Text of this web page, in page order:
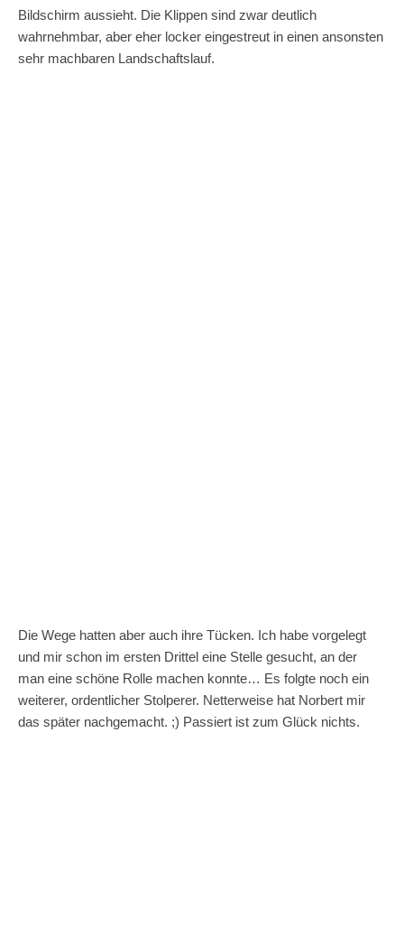
Bildschirm aussieht. Die Klippen sind zwar deutlich
wahrnehmbar, aber eher locker eingestreut in einen ansonsten
sehr machbaren Landschaftslauf.
Die Wege hatten aber auch ihre Tücken. Ich habe vorgelegt
und mir schon im ersten Drittel eine Stelle gesucht, an der
man eine schöne Rolle machen konnte… Es folgte noch ein
weiterer, ordentlicher Stolperer. Netterweise hat Norbert mir
das später nachgemacht. ;) Passiert ist zum Glück nichts.